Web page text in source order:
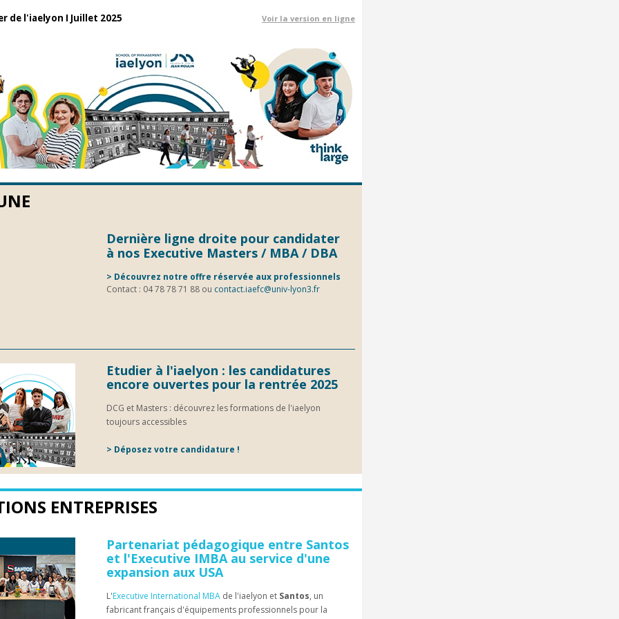
de l'iaelyon I Juillet 2025 Voir la version en ligne
Dernière ligne droite pour candidater
à nos Executive Masters / MBA / DBA
> Découvrez notre offre réservée aux professionnels
Contact : 04 78 78 71 88 ou contact.iaefc@univ-lyon3.fr
Etudier à l'iaelyon : les candidatures
encore ouvertes pour la rentrée 2025
DCG et Masters : découvrez les formations de l'iaelyon
toujours accessibles
> Déposez votre candidature !
ENTREPRISES
Partenariat pédagogique entre Santos
et l'Executive IMBA au service d'une
expansion aux USA
L'Executive International MBA de l'iaelyon et Santos, un
fabricant français d'équipements professionnels pour la